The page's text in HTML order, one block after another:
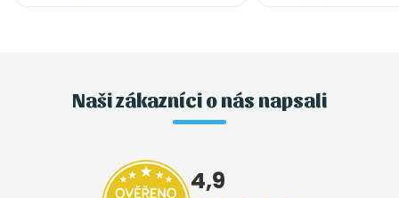
Naši zákazníci o nás napsali
4,9